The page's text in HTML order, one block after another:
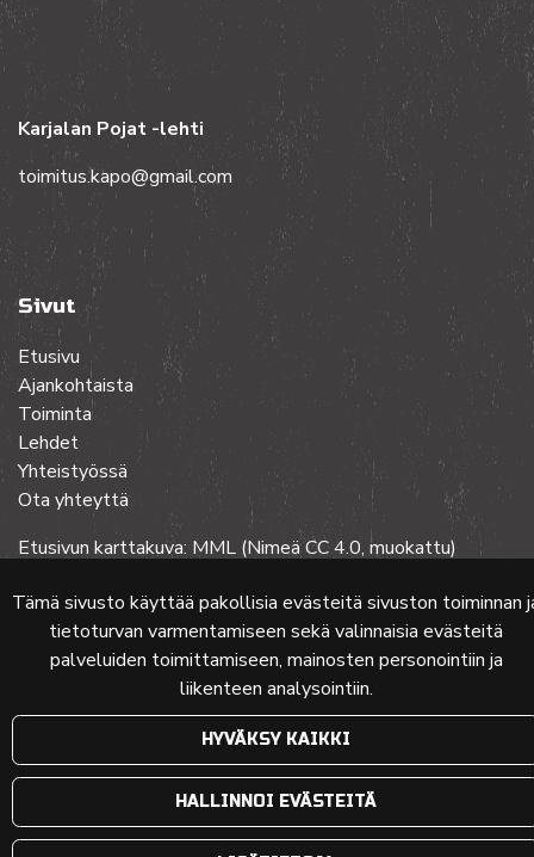
Tämä sivusto käyttää pakollisia evästeitä sivuston toiminnan
tietoturvan varmentamiseen sekä valinnaisia evästeitä
palveluiden toimittamiseen, mainosten personointiin ja
liikenteen analysointiin.
HYVÄKSY KAIKKI
HALLINNOI EVÄSTEITÄ
Karjalan Pojat -lehti
toimitus.kapo@gmail.com
Sivut
Etusivu
Ajankohtaista
Toiminta
Lehdet
Yhteistyössä
Ota yhteyttä
Etusivun karttakuva: MML (Nimeä CC 4.0, muokattu)
© 2024 PKMT | VerkkosivuatFlow Oy